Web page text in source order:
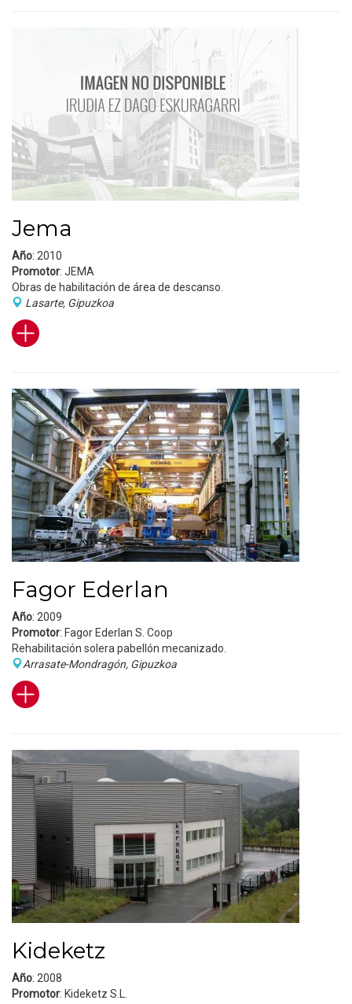
Jema
Año: 2010
Promotor: JEMA
Obras de habilitación de área de descanso.
Lasarte, Gipuzkoa
Fagor Ederlan
Año: 2009
Promotor: Fagor Ederlan S. Coop
Rehabilitación solera pabellón mecanizado.
Arrasate-Mondragón, Gipuzkoa
Kideketz
Año: 2008
Promotor: Kideketz S.L.